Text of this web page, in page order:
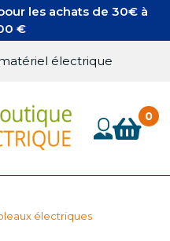
les achats de 30€ à
€
électrique
électriques